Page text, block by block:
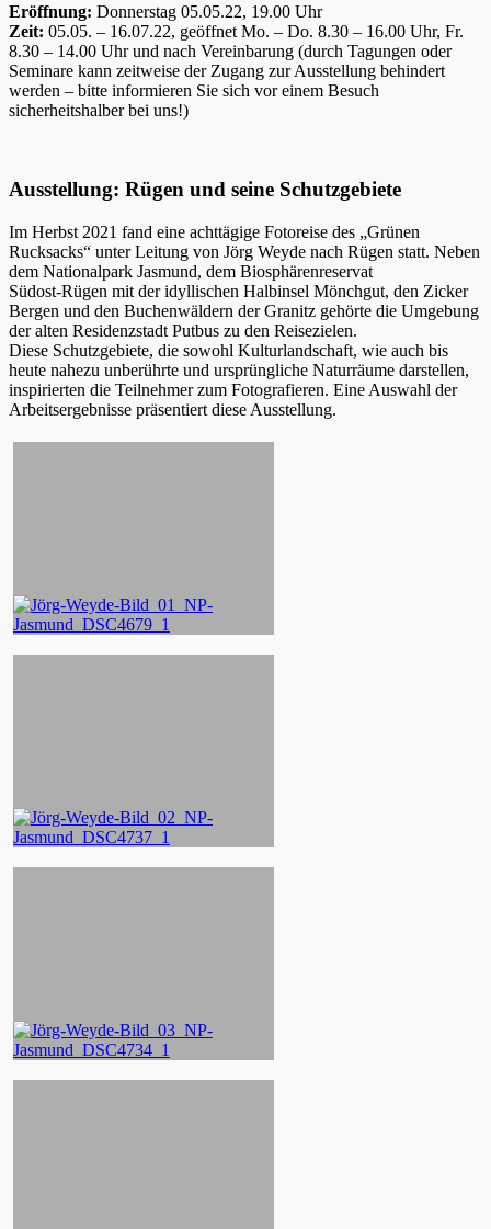
Eröffnung: Donnerstag 05.05.22, 19.00 Uhr
Zeit: 05.05. – 16.07.22, geöffnet Mo. – Do. 8.30 – 16.00 Uhr, Fr.
8.30 – 14.00 Uhr und nach Vereinbarung (durch Tagungen oder
Seminare kann zeitweise der Zugang zur Ausstellung behindert
werden – bitte informieren Sie sich vor einem Besuch
sicherheitshalber bei uns!)
Ausstellung: Rügen und seine Schutzgebiete
Im Herbst 2021 fand eine achttägige Fotoreise des „Grünen
Rucksacks“ unter Leitung von Jörg Weyde nach Rügen statt. Neben
dem Nationalpark Jasmund, dem Biosphärenreservat
Südost-Rügen mit der idyllischen Halbinsel Mönchgut, den Zicker
Bergen und den Buchenwäldern der Granitz gehörte die Umgebung
der alten Residenzstadt Putbus zu den Reisezielen.
Diese Schutzgebiete, die sowohl Kulturlandschaft, wie auch bis
heute nahezu unberührte und ursprüngliche Naturräume darstellen,
inspirierten die Teilnehmer zum Fotografieren. Eine Auswahl der
Arbeitsergebnisse präsentiert diese Ausstellung.